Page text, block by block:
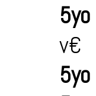
5yo
v€
5yo